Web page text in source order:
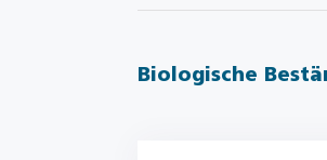
Biologische